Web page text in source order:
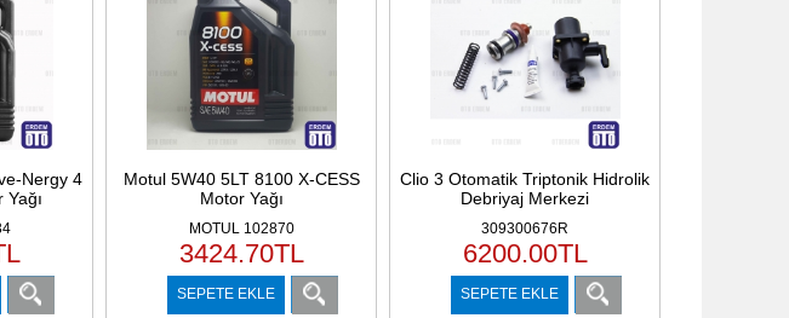
Nergy 4
Motul 5W40 5LT 8100 X-CESS
Motor Yağı
MOTUL 102870
3424.70TL
SEPETE EKLE
Clio 3 Otomatik Triptonik Hidrolik
Debriyaj Merkezi
309300676R
6200.00TL
SEPETE EKLE